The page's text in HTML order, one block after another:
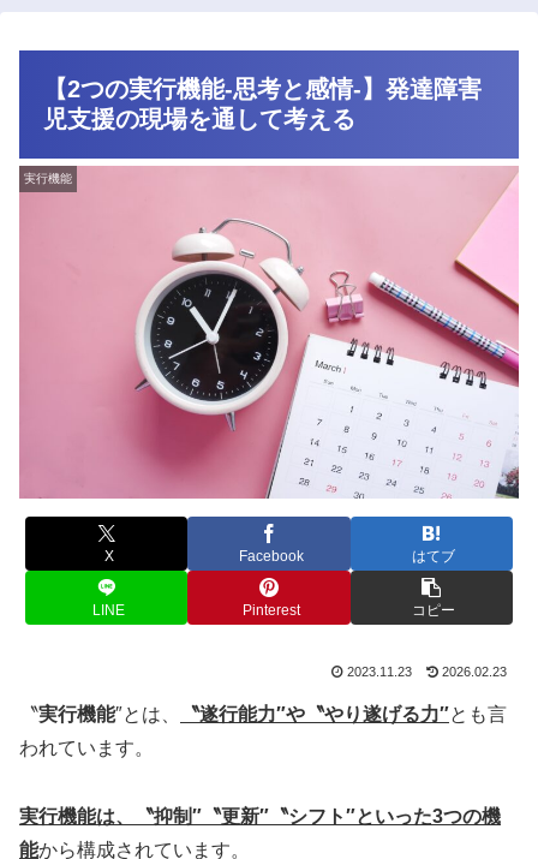
【2つの実行機能‐思考と感情‐】発達障害
児支援の現場を通して考える
実行機能
X Facebook はてブ
LINE Pinterest コピー
2023.11.23 2026.02.23
〝実行機能″とは、 〝遂行能力″や〝やり遂げる力″とも言
われています。
実行機能は、〝抑制″〝更新″〝シフト″といった3つの機
能から構成されています。